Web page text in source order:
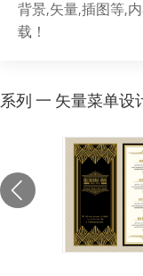
背景,矢量,插图等,
载！
系列 一 矢量菜单设